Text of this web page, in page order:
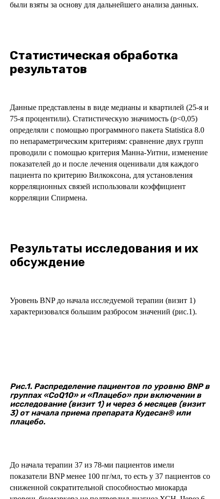
были взяты за основу для дальнейшего анализа данных.
Статистическая обработка
результатов
Данные представлены в виде медианы и квартилей (25-я и
75-я процентили). Статистическую значимость (p<0,05)
определяли с помощью программного пакета Statistica 8.0
по непараметрическим критериям: сравнение двух групп
проводили с помощью критерия Манна-Уитни, изменение
показателей до и после лечения оценивали для каждого
пациента по критерию Вилкоксона, для установления
корреляционных связей использовали коэффициент
корреляции Спирмена.
Результаты исследования и их
обсуждение
Уровень BNP до начала исследуемой терапии (визит 1)
характеризовался большим разбросом значений (рис.1).
Рис.1. Распределение пациентов по уровню BNP в
группах «CoQ10» и «Плацебо» при включении в
исследование (визит 1) и через 6 месяцев (визит
3) от начала приема препарата Кудесан® или
плацебо.
До начала терапии 37 из 78-ми пациентов имели
показатели BNP менее 100 пг/мл, то есть у 37 пациентов со
сниженной сократительной способностью миокарда